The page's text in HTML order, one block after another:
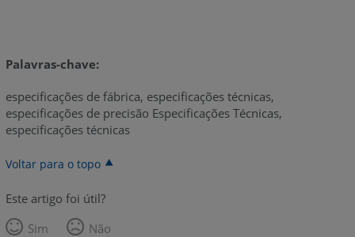
Palavras-chave:
especificações de fábrica, especificações técnicas,
especificações de precisão Especificações Técnicas,
especificações técnicas
Voltar para o topo
Este artigo foi útil?
Sim
Não